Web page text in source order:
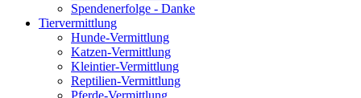
Spendenerfolge - Danke
Tiervermittlung
Hunde-Vermittlung
Katzen-Vermittlung
Kleintier-Vermittlung
Reptilien-Vermittlung
Pferde-Vermittlung